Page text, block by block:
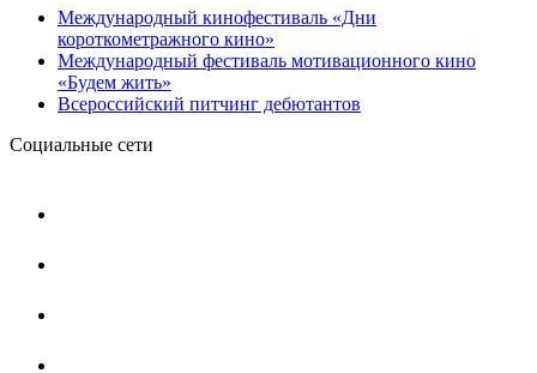
Международный кинофестиваль «Дни
короткометражного кино»
Международный фестиваль мотивационного кино
«Будем жить»
Всероссийский питчинг дебютантов
Социальные сети